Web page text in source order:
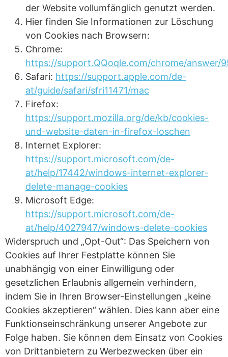
der Website vollumfänglich genutzt werden.
Hier finden Sie Informationen zur Löschung
von Cookies nach Browsern:
Chrome:
https://support.QQoqle.com/chrome/answer/
Safari: https://support.apple.com/de-
at/guide/safari/sfri11471/mac
Firefox:
https://support.mozilla.org/de/kb/cookies-
und-website-daten-in-firefox-loschen
Internet Explorer:
https://support.microsoft.com/de-
at/help/17442/windows-internet-explorer-
delete-manage-cookies
Microsoft Edge:
https://support.microsoft.com/de-
at/help/4027947/windows-delete-cookies
Widerspruch und „Opt-Out“: Das Speichern von
Cookies auf Ihrer Festplatte können Sie
unabhängig von einer Einwilligung oder
gesetzlichen Erlaubnis allgemein verhindern,
indem Sie in Ihren Browser-Einstellungen „keine
Cookies akzeptieren“ wählen. Dies kann aber eine
Funktionseinschränkung unserer Angebote zur
Folge haben. Sie können dem Einsatz von Cookies
von Drittanbietern zu Werbezwecken über ein